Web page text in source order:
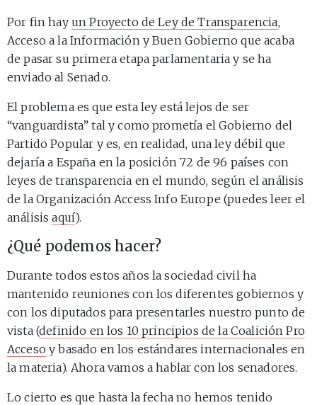
Por fin hay un Proyecto de Ley de Transparencia,
Acceso a la Información y Buen Gobierno que acaba
de pasar su primera etapa parlamentaria y se ha
enviado al Senado.
El problema es que esta ley está lejos de ser
“vanguardista” tal y como prometía el Gobierno del
Partido Popular y es, en realidad, una ley débil que
dejaría a España en la posición 72 de 96 países con
leyes de transparencia en el mundo, según el análisis
de la Organización Access Info Europe (puedes leer el
análisisaquí).
¿Qué podemos hacer?
Durante todos estos años la sociedad civil ha
mantenido reuniones con los diferentes gobiernos y
con los diputados para presentarles nuestro punto de
vista (definido en los 10 principios de la Coalición Pro
Acceso y basado en los estándares internacionales en
la materia). Ahora vamos a hablar con los senadores.
Lo cierto es que hasta la fecha no hemos tenido